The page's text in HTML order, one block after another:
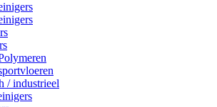
/ industrieel